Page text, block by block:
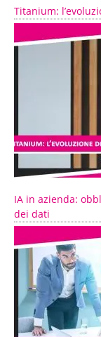
Titanium:
IA in azienda:
dei dati